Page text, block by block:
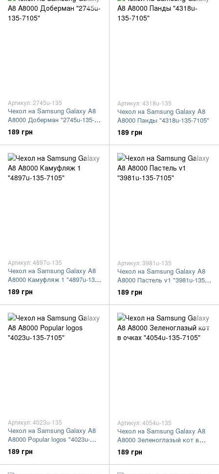
Артикул: 2745u-135
Чехол на Samsung Galaxy A8
A8000 Доберман "2745u-135-
7105"
189 грн
Артикул: 4318u-135
Чехол на Samsung Galaxy A8
A8000 Панды "4318u-135-7105"
189 грн
Артикул: 4897u-135
Чехол на Samsung Galaxy A8
A8000 Камуфляж 1 "4897u-135-
7105"
189 грн
Артикул: 3981u-135
Чехол на Samsung Galaxy A8
A8000 Пастель v1 "3981u-135-
7105"
189 грн
Артикул: 4023u-135
Чехол на Samsung Galaxy A8
A8000 Popular logos "4023u-
135-7105"
189 грн
Артикул: 4054u-135
Чехол на Samsung Galaxy A8
A8000 Зеленоглазый кот в
очках "4054u-135-7105"
189 грн